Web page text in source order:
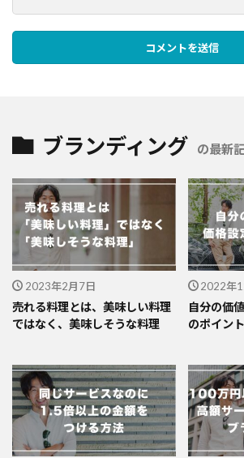
ブランディング の最新
2023年2月7日
売れる料理とは、美味しい料理
ではなく、美味しそうな料理
2022年
自分の価
のポイン